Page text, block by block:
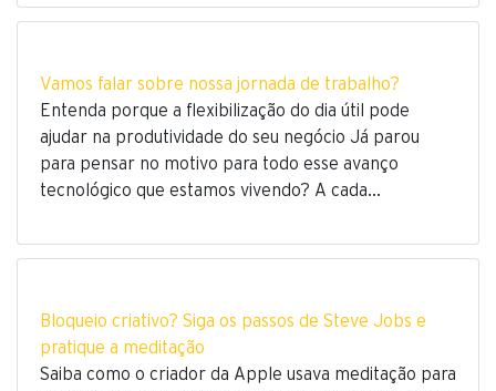
Vamos falar sobre nossa jornada de trabalho?
Entenda porque a flexibilização do dia útil pode
ajudar na produtividade do seu negócio Já parou
para pensar no motivo para todo esse avanço
tecnológico que estamos vivendo? A cada…
Bloqueio criativo? Siga os passos de Steve Jobs e
pratique a meditação
Saiba como o criador da Apple usava meditação para